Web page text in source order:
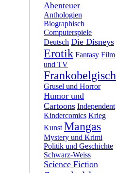
Abenteuer
Anthologien
Biographisch
Computerspiele
Deutsch Die Disneys
Erotik Fantasy Film
und TV
Frankobelgisch
Grusel und Horror
Humor und
Cartoons Independent
Kindercomics Krieg
Kunst Mangas
Mystery und Krimi
Politik und Geschichte
Schwarz-Weiss
Science Fiction